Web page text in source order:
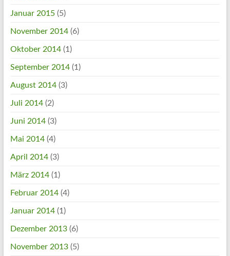
Januar 2015(5)
November 2014(6)
Oktober 2014(1)
September 2014(1)
August 2014(3)
Juli 2014(2)
Juni 2014(3)
Mai 2014(4)
April 2014(3)
März 2014(1)
Februar 2014(4)
Januar 2014(1)
Dezember 2013(6)
November 2013(5)